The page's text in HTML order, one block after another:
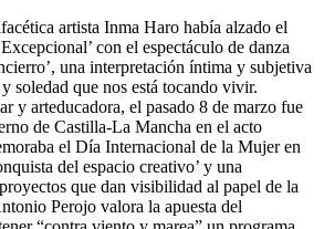
artista Inma Haro había alzado el
con el espectáculo de danza
una interpretación íntima y subjetiva
soledad que nos está tocando vivir.
y arteducadora, el pasado 8 de marzo fue
de Castilla-La Mancha en el acto
el Día Internacional de la Mujer en
del espacio creativo’ y una
que dan visibilidad al papel de la
Perojo valora la apuesta del